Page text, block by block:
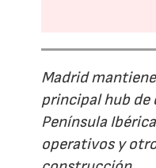
Madrid
principal hub de
Península
operativos y